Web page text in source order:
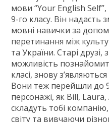
10 клас
11 клас
ГДЗ
Статті
Зв'язок
Політика
мови “Your English
9-го класу. Він надасть
мовні навички за
перетинання між
та України. Старі
можливість
класі, знову
Вони теж перейшли до 9-
персонажі, як Bill,
складуть тобі
світу та вивчаючи